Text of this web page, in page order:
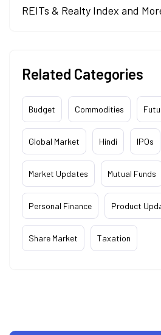
REITs & Realty Index and
Related Categories
Budget Commodities
Global Market Hindi IPOs
Market Updates Mutual Funds
Personal Finance Product
Share Market Taxation